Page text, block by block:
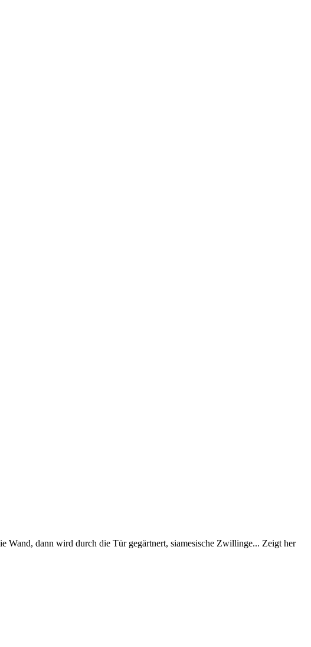
Wand, dann wird durch die Tür gegärtnert, siamesische Zwillinge... Zeigt her